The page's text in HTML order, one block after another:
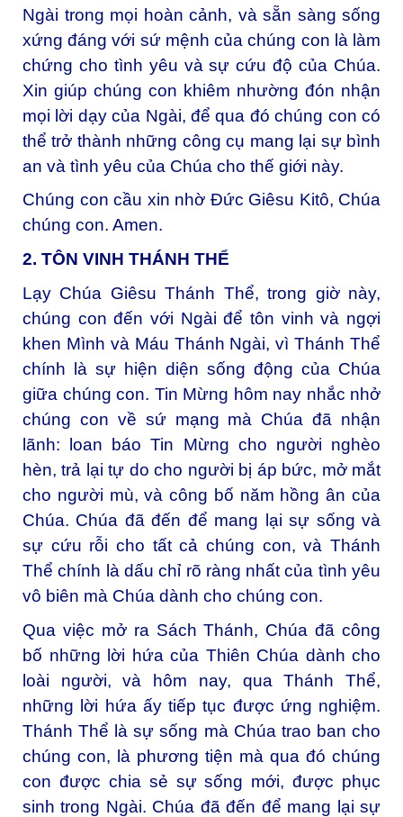
Ngài trong mọi hoàn cảnh, và sẵn sàng sống
xứng đáng với sứ mệnh của chúng con là làm
chứng cho tình yêu và sự cứu độ của Chúa.
Xin giúp chúng con khiêm nhường đón nhận
mọi lời dạy của Ngài, để qua đó chúng con có
thể trở thành những công cụ mang lại sự bình
an và tình yêu của Chúa cho thế giới này.
Chúng con cầu xin nhờ Đức Giêsu Kitô, Chúa
chúng con. Amen.
2. TÔN VINH THÁNH THỂ
Lạy Chúa Giêsu Thánh Thể, trong giờ này,
chúng con đến với Ngài để tôn vinh và ngợi
khen Mình và Máu Thánh Ngài, vì Thánh Thể
chính là sự hiện diện sống động của Chúa
giữa chúng con. Tin Mừng hôm nay nhắc nhở
chúng con về sứ mạng mà Chúa đã nhận
lãnh: loan báo Tin Mừng cho người nghèo
hèn, trả lại tự do cho người bị áp bức, mở mắt
cho người mù, và công bố năm hồng ân của
Chúa. Chúa đã đến để mang lại sự sống và
sự cứu rỗi cho tất cả chúng con, và Thánh
Thể chính là dấu chỉ rõ ràng nhất của tình yêu
vô biên mà Chúa dành cho chúng con.
Qua việc mở ra Sách Thánh, Chúa đã công
bố những lời hứa của Thiên Chúa dành cho
loài người, và hôm nay, qua Thánh Thể,
những lời hứa ấy tiếp tục được ứng nghiệm.
Thánh Thể là sự sống mà Chúa trao ban cho
chúng con, là phương tiện mà qua đó chúng
con được chia sẻ sự sống mới, được phục
sinh trong Ngài. Chúa đã đến để mang lại sự